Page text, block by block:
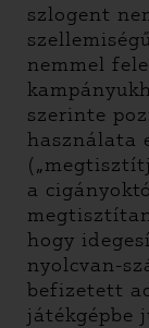
szlogent
nemmel
szerinte
használata
a
hogy
nyolcvan-
befizetett
játékgépbe